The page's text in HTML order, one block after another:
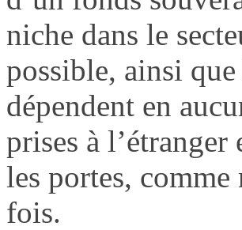
niche dans le
possible, ainsi
dépendent en
prises à
les portes, comme
fois.